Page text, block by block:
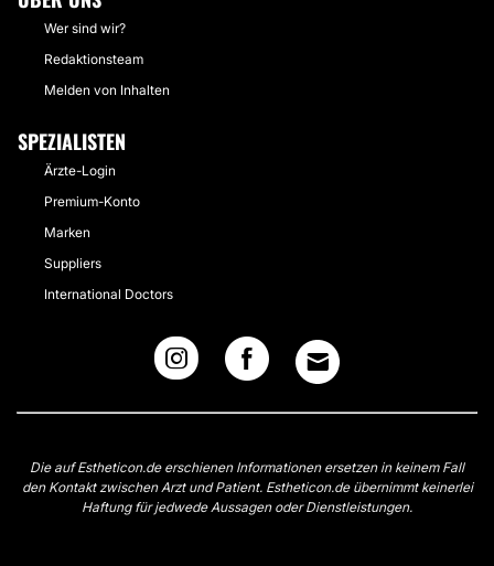
Wer sind wir?
Redaktionsteam
Melden von Inhalten
SPEZIALISTEN
Ärzte-Login
Premium-Konto
Marken
Suppliers
International Doctors
Die auf Estheticon.de erschienen Informationen ersetzen in keinem Fall
den Kontakt zwischen Arzt und Patient. Estheticon.de übernimmt keinerlei
Haftung für jedwede Aussagen oder Dienstleistungen.